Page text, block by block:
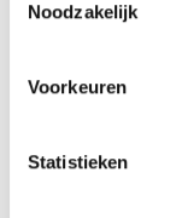
Noodzakelijk
Voorkeuren
Statistieken